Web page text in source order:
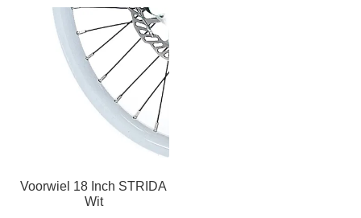
Voorwiel 18 Inch STRIDA
Wit